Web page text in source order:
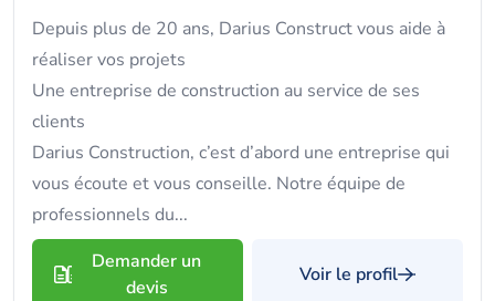
Depuis plus de 20 ans, Darius Construct vous aide à
réaliser vos projets
Une entreprise de construction au service de ses
clients
Darius Construction, c’est d’abord une entreprise qui
vous écoute et vous conseille. Notre équipe de
professionnels du...
Demander un
devis
Voir le profil